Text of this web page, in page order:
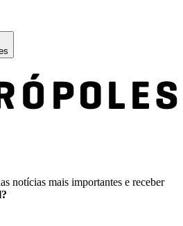
notícias mais importantes e receber